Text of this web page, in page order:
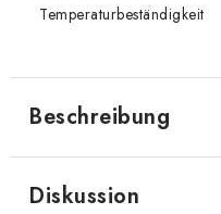
Beschreibung
Temperaturbeständigkeit
Diskussion